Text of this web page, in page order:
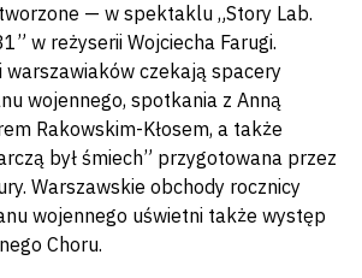
— w spektaklu „Story Lab.
w reżyserii Wojciecha Farugi.
warszawiaków czekają spacery
wojennego, spotkania z Anną
Rakowskim-Kłosem, a także
był śmiech” przygotowana przez
Warszawskie obchody rocznicy
wojennego uświetni także występ
Choru.